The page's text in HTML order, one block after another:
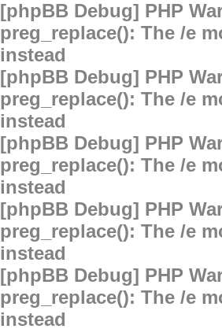
[phpBB Debug] PHP
preg_replace(): The /e
instead
[phpBB Debug] PHP
preg_replace(): The /e
instead
[phpBB Debug] PHP
preg_replace(): The /e
instead
[phpBB Debug] PHP
preg_replace(): The /e
instead
[phpBB Debug] PHP
preg_replace(): The /e
instead